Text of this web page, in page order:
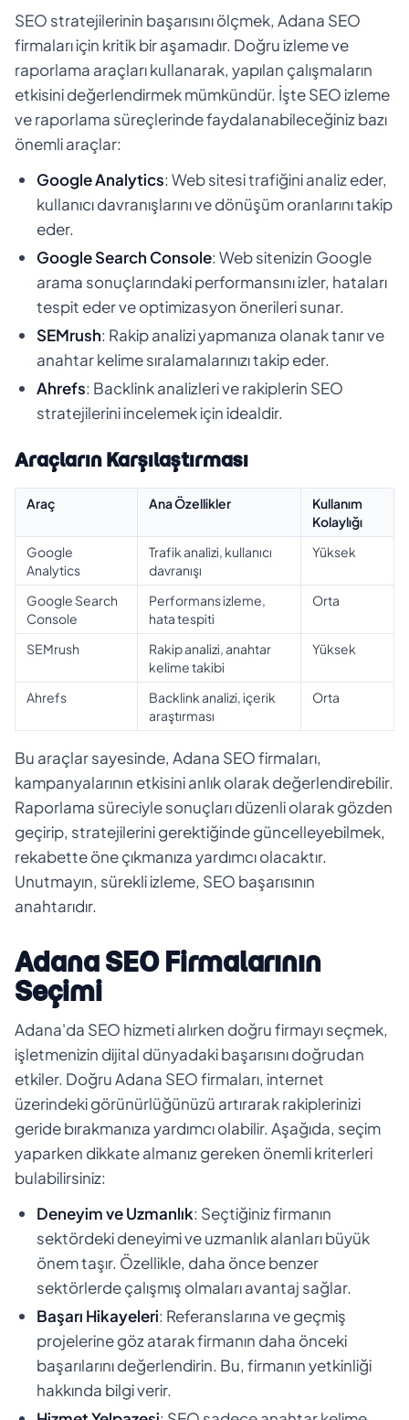
SEO stratejilerinin başarısını ölçmek, Adana SEO
firmaları için kritik bir aşamadır. Doğru izleme ve
raporlama araçları kullanarak, yapılan çalışmaların
etkisini değerlendirmek mümkündür. İşte SEO izleme
ve raporlama süreçlerinde faydalanabileceğiniz bazı
önemli araçlar:
Google Analytics: Web sitesi trafiğini analiz eder,
kullanıcı davranışlarını ve dönüşüm oranlarını takip
eder.
Google Search Console: Web sitenizin Google
arama sonuçlarındaki performansını izler, hataları
tespit eder ve optimizasyon önerileri sunar.
SEMrush: Rakip analizi yapmanıza olanak tanır ve
anahtar kelime sıralamalarınızı takip eder.
Ahrefs: Backlink analizleri ve rakiplerin SEO
stratejilerini incelemek için idealdir.
Araçların Karşılaştırması
Araç Ana Özellikler
Kullanım
Kolaylığı
Google
Analytics
Trafik analizi, kullanıcı
davranışı
Yüksek
Google Search
Console
Performans izleme,
hata tespiti
Orta
SEMrush
Rakip analizi, anahtar
kelime takibi
Yüksek
Ahrefs
Backlink analizi, içerik
araştırması
Orta
Bu araçlar sayesinde, Adana SEO firmaları,
kampanyalarının etkisini anlık olarak değerlendirebilir.
Raporlama süreciyle sonuçları düzenli olarak gözden
geçirip, stratejilerini gerektiğinde güncelleyebilmek,
rekabette öne çıkmanıza yardımcı olacaktır.
Unutmayın, sürekli izleme, SEO başarısının
anahtarıdır.
Adana SEO Firmalarının
Seçimi
Adana'da SEO hizmeti alırken doğru firmayı seçmek,
işletmenizin dijital dünyadaki başarısını doğrudan
etkiler. Doğru Adana SEO firmaları, internet
üzerindeki görünürlüğünüzü artırarak rakiplerinizi
geride bırakmanıza yardımcı olabilir. Aşağıda, seçim
yaparken dikkate almanız gereken önemli kriterleri
bulabilirsiniz:
Deneyim ve Uzmanlık: Seçtiğiniz firmanın
sektördeki deneyimi ve uzmanlık alanları büyük
önem taşır. Özellikle, daha önce benzer
sektörlerde çalışmış olmaları avantaj sağlar.
Başarı Hikayeleri: Referanslarına ve geçmiş
projelerine göz atarak firmanın daha önceki
başarılarını değerlendirin. Bu, firmanın yetkinliği
hakkında bilgi verir.